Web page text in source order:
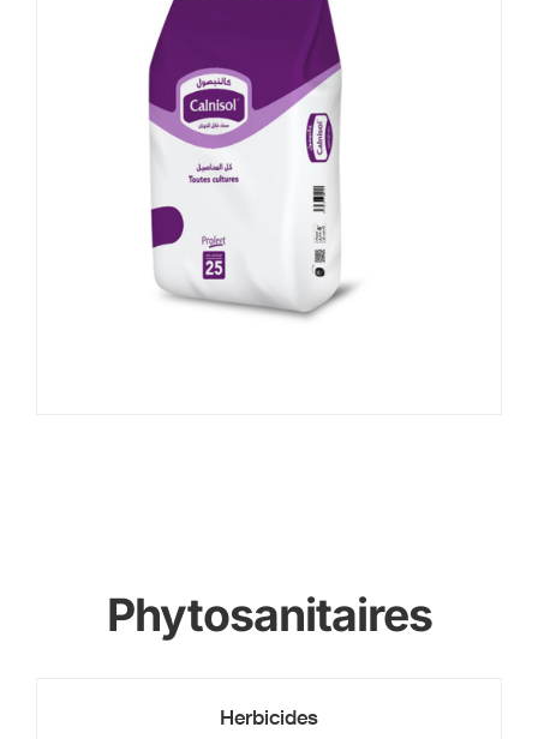
Phytosanitaires
Herbicides